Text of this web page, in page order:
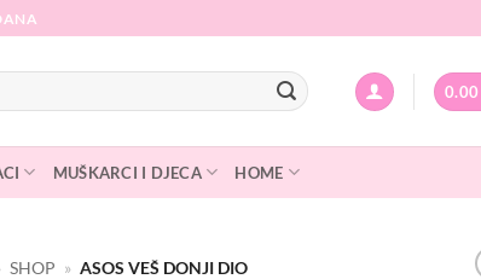
0.00
MUŠKARCI I DJECA HOME
SHOP » ASOS VEŠ DONJI DIO